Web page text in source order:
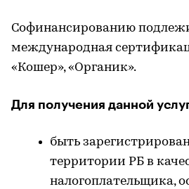
Софинансированию
международная
«Кошер», «Органик».
Для получения данной
быть
территории РБ в
налогоплательщика,